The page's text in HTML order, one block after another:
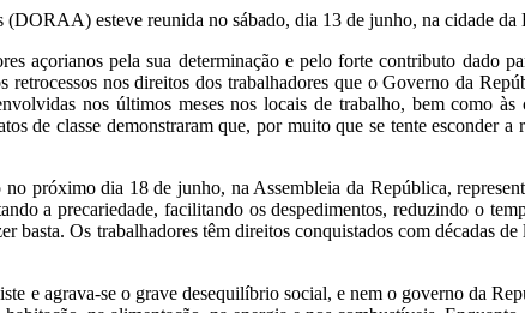
esteve reunida no sábado, dia 13 de junho, na cidade
açorianos pela sua determinação e pelo forte contributo dado
retrocessos nos direitos dos trabalhadores que o Governo da
nos últimos meses nos locais de trabalho, bem como
de classe demonstraram que, por muito que se tente esconder
próximo dia 18 de junho, na Assembleia da República,
a precariedade, facilitando os despedimentos, reduzindo o
basta. Os trabalhadores têm direitos conquistados com décadas
e agrava-se o grave desequilíbrio social, e nem o governo da